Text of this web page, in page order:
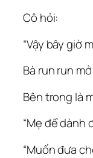
Cô hỏi:
“Vậy bây giờ
Bà run run
Bên trong là
“Mẹ để dành
“Muốn đưa